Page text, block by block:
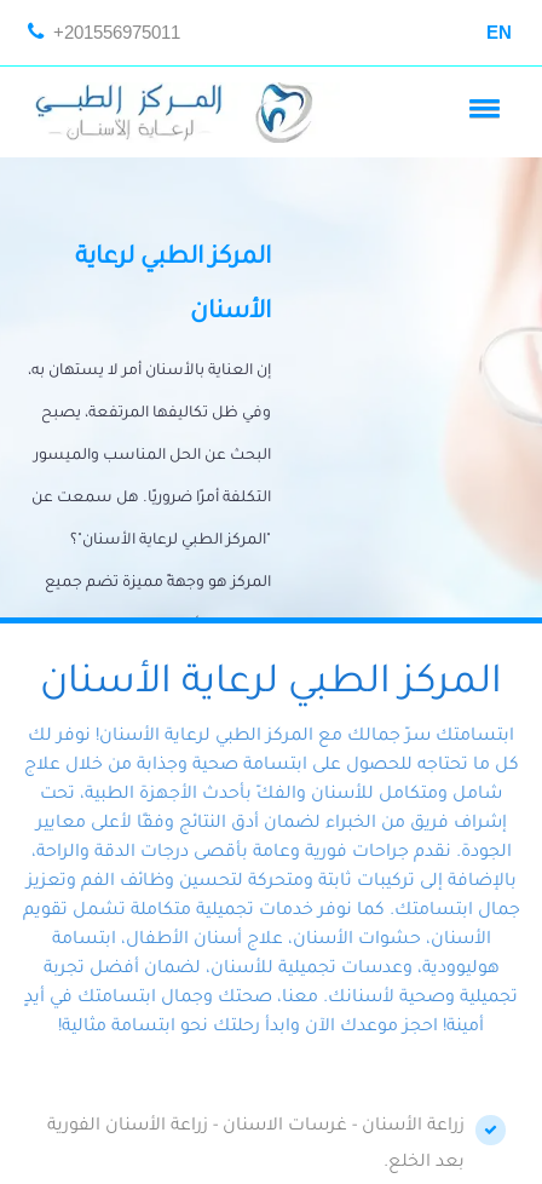
+201556975011 EN
المركز الطبي لرعاية
الأسنان
إن العناية بالأسنان أمر لا يستهان به،
وفي ظل تكاليفها المرتفعة، يصبح
البحث عن الحل المناسب والميسور
التكلفة أمرًا ضروريًا. هل سمعت عن
"المركز الطبي لرعاية الأسنان"؟
المركز هو وجهةً مميزة تضم جميع
احتياجات الأسنان تحت سقف واحد،
وتضمن لك حلاً شاملًا لجميع
المتخصص ذوي الخبرة، ستجد نفسك
في أيد أمينة تلبي احتياجاتك بكل
احترافية ودقة.
المركز الطبي لرعاية الأسنان
ابتسامتك سرّ جمالك مع المركز الطبي لرعاية الأسنان! نوفر لك
كل ما تحتاجه للحصول على ابتسامة صحية وجذابة من خلال علاج
شامل ومتكامل للأسنان والفكّ بأحدث الأجهزة الطبية، تحت
إشراف فريق من الخبراء لضمان أدق النتائج وفقًا لأعلى معايير
الجودة. نقدم جراحات فورية وعامة بأقصى درجات الدقة والراحة،
بالإضافة إلى تركيبات ثابتة ومتحركة لتحسين وظائف الفم وتعزيز
جمال ابتسامتك. كما نوفر خدمات تجميلية متكاملة تشمل تقويم
الأسنان، حشوات الأسنان، علاج أسنان الأطفال، ابتسامة
هوليوودية، وعدسات تجميلية للأسنان، لضمان أفضل تجربة
تجميلية وصحية لأسنانك. معنا، صحتك وجمال ابتسامتك في أيدٍ
أمينة! احجز موعدك الآن وابدأ رحلتك نحو ابتسامة مثالية!
زراعة الأسنان - غرسات الاسنان - زراعة الأسنان الفورية
بعد الخلع.